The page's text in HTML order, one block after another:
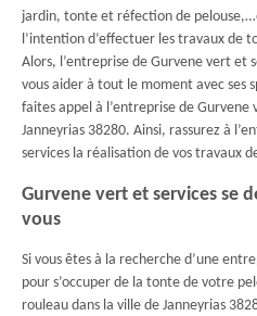
jardin, tonte et réfection de
l’intention d’effectuer les travaux de
Alors, l’entreprise de Gurvene vert et
vous aider à tout le moment avec ses
faites appel à l’entreprise de Gurvene
Janneyrias 38280. Ainsi, rassurez à
services la réalisation de vos travaux
Gurvene vert et services se
vous
Si vous êtes à la recherche d’une
pour s’occuper de la tonte de votre
rouleau dans la ville de Janneyrias